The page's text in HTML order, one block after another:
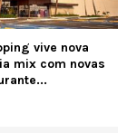
vive nova
mix com novas